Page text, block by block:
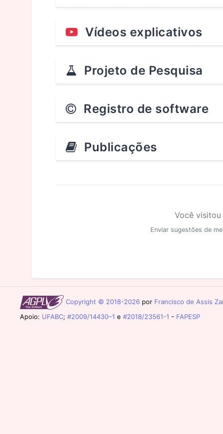
Vídeos explicativos
Projeto de Pesquisa
Registro de software
Publicações
Você
Enviar sugestões de
Copyright © 2018-2026 por Francisco de Assis
Apoio: UFABC; #2009/14430–1 e #2018/23561-1 - FAPESP